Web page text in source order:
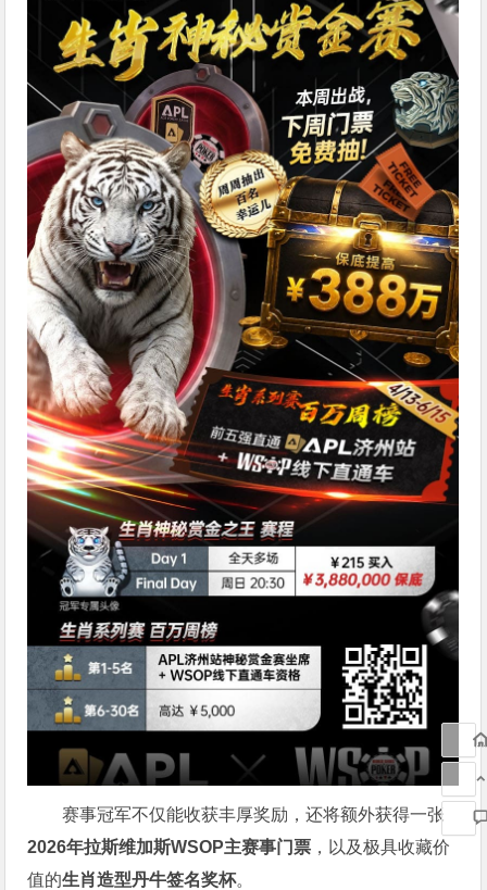
赛事冠军不仅能收获丰厚奖励，还将额外获得一张
2026年拉斯维加斯WSOP主赛事门票 ，以及极具收藏价
值的生肖造型丹牛签名奖杯。